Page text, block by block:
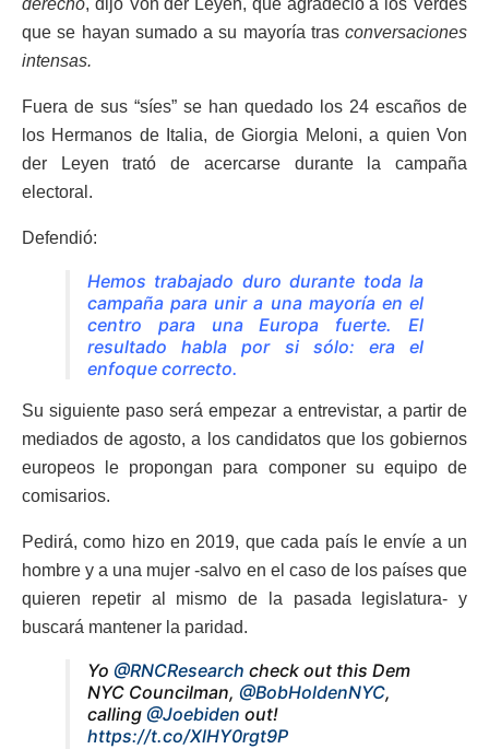
derecho, dijo Von der Leyen, que agradeció a los Verdes
que se hayan sumado a su mayoría tras conversaciones
intensas.
Fuera de sus “síes” se han quedado los 24 escaños de
los Hermanos de Italia, de Giorgia Meloni, a quien Von
der Leyen trató de acercarse durante la campaña
electoral.
Defendió:
Hemos trabajado duro durante toda la
campaña para unir a una mayoría en el
centro para una Europa fuerte. El
resultado habla por si sólo: era el
enfoque correcto.
Su siguiente paso será empezar a entrevistar, a partir de
mediados de agosto, a los candidatos que los gobiernos
europeos le propongan para componer su equipo de
comisarios.
Pedirá, como hizo en 2019, que cada país le envíe a un
hombre y a una mujer -salvo en el caso de los países que
quieren repetir al mismo de la pasada legislatura- y
buscará mantener la paridad.
Yo @RNCResearch check out this Dem
NYC Councilman, @BobHoldenNYC,
calling @Joebiden out!
https://t.co/XlHY0rgt9P